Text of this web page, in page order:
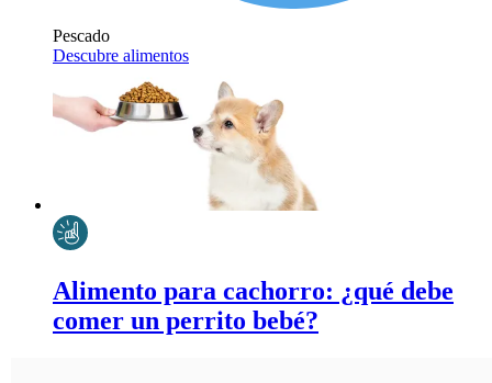
Pescado
Descubre alimentos
Alimento para cachorro: ¿qué debe
comer un perrito bebé?